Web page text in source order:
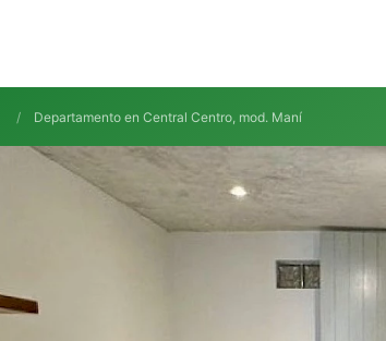
Departamento en Central Centro, mod. Maní